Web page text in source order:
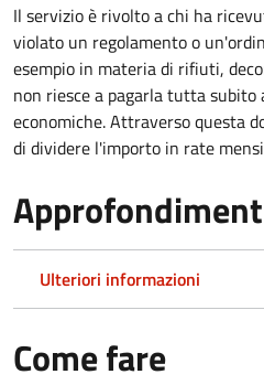
Il servizio è rivolto a chi ha
violato un regolamento o
esempio in materia di rifiuti,
non riesce a pagarla tutta subito
economiche. Attraverso questa
di dividere l'importo in rate
Ulteriori informazioni
Come fare